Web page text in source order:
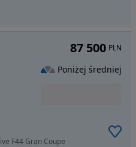
F44 Gran Coupe
87 500 PLN
Poniżej średniej